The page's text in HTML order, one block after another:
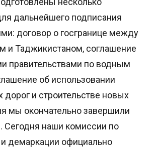
дальнейшего подписания
договор о госгранице между
и Таджикистаном, соглашение
правительствами по водным
об использовании
дорог и строительстве новых
мы окончательно завершили
Сегодня наши комиссии по
демаркации официально